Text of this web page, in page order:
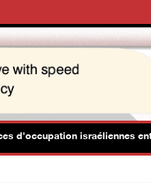
israéliennes